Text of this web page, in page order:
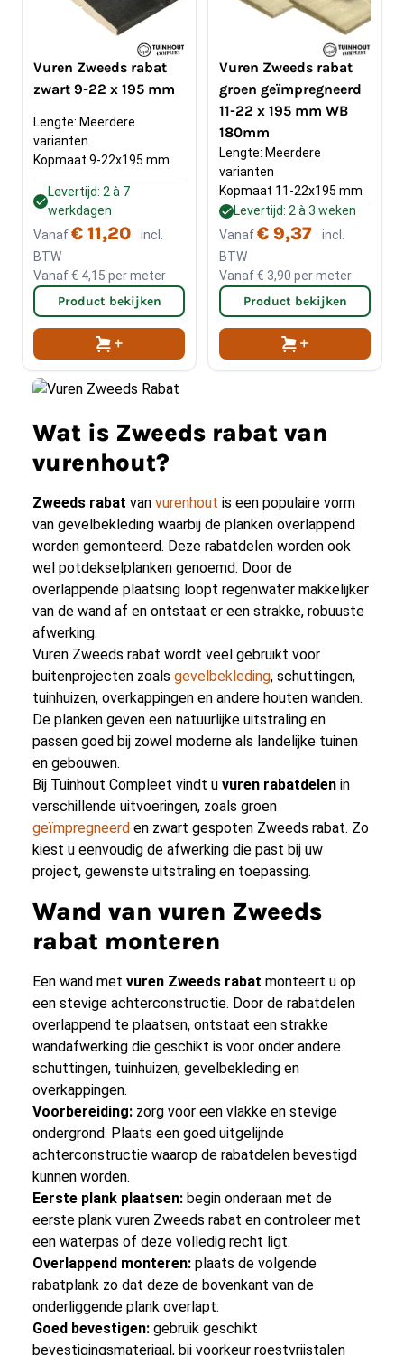
Vuren Zweeds rabat
zwart 9-22 x 195 mm
Lengte: Meerdere
varianten
Kopmaat 9-22x195 mm
Levertijd: 2 à 7
werkdagen
Vanaf€ 11,20
incl.
BTW
Vanaf€ 4,15 per meter
Product bekijken
Vuren Zweeds rabat
groen geïmpregneerd
11-22 x 195 mm WB
180mm
Lengte: Meerdere
varianten
Kopmaat 11-22x195 mm
Levertijd: 2 à 3 weken
Vanaf€ 9,37
incl.
BTW
Vanaf€ 3,90 per meter
Product bekijken
Wat is Zweeds rabat van
vurenhout?
Zweeds rabat van vurenhout is een populaire vorm
van gevelbekleding waarbij de planken overlappend
worden gemonteerd. Deze rabatdelen worden ook
wel potdekselplanken genoemd. Door de
overlappende plaatsing loopt regenwater makkelijker
van de wand af en ontstaat er een strakke, robuuste
afwerking.
Vuren Zweeds rabat wordt veel gebruikt voor
buitenprojecten zoals gevelbekleding, schuttingen,
tuinhuizen, overkappingen en andere houten wanden.
De planken geven een natuurlijke uitstraling en
passen goed bij zowel moderne als landelijke tuinen
en gebouwen.
Bij Tuinhout Compleet vindt u vuren rabatdelen in
verschillende uitvoeringen, zoals groen
geïmpregneerd en zwart gespoten Zweeds rabat. Zo
kiest u eenvoudig de afwerking die past bij uw
project, gewenste uitstraling en toepassing.
Wand van vuren Zweeds
rabat monteren
Een wand met vuren Zweeds rabat monteert u op
een stevige achterconstructie. Door de rabatdelen
overlappend te plaatsen, ontstaat een strakke
wandafwerking die geschikt is voor onder andere
schuttingen, tuinhuizen, gevelbekleding en
overkappingen.
Voorbereiding: zorg voor een vlakke en stevige
ondergrond. Plaats een goed uitgelijnde
achterconstructie waarop de rabatdelen bevestigd
kunnen worden.
Eerste plank plaatsen: begin onderaan met de
eerste plank vuren Zweeds rabat en controleer met
een waterpas of deze volledig recht ligt.
Overlappend monteren: plaats de volgende
rabatplank zo dat deze de bovenkant van de
onderliggende plank overlapt.
Goed bevestigen: gebruik geschikt
bevestigingsmateriaal, bij voorkeur roestvrijstalen